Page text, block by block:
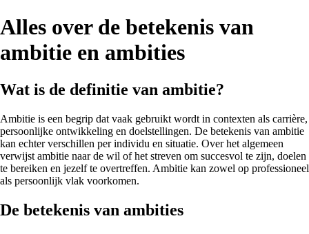
Alles over de betekenis van
ambitie en ambities
Wat is de definitie van ambitie?
Ambitie is een begrip dat vaak gebruikt wordt in contexten als carrière,
persoonlijke ontwikkeling en doelstellingen. De betekenis van ambitie
kan echter verschillen per individu en situatie. Over het algemeen
verwijst ambitie naar de wil of het streven om succesvol te zijn, doelen
te bereiken en jezelf te overtreffen. Ambitie kan zowel op professioneel
als persoonlijk vlak voorkomen.
De betekenis van ambities